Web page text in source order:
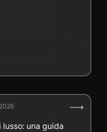
una guida